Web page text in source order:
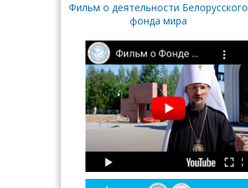
Фильм о деятельности Белорусского
фонда мира